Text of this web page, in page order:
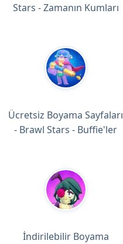
Stars - Zamanın Kumları
Ücretsiz Boyama Sayfaları
- Brawl Stars - Buffie'ler
İndirilebilir Boyama